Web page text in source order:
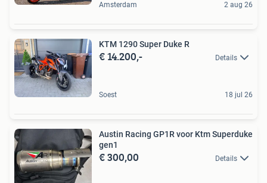
Amsterdam 2 aug 26
KTM 1290 Super Duke R
€ 14.200,- Details
Soest 18 jul 26
Austin Racing GP1R voor Ktm Superduke
gen1
€ 300,00 Details